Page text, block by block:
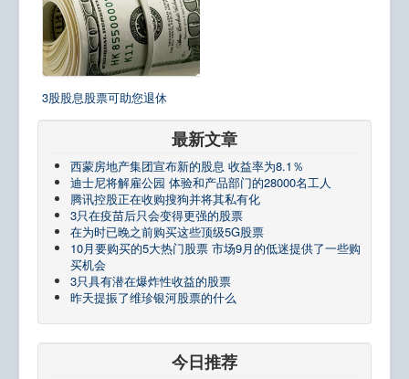
3股股息股票可助您退休
最新文章
西蒙房地产集团宣布新的股息 收益率为8.1％
迪士尼将解雇公园 体验和产品部门的28000名工人
腾讯控股正在收购搜狗并将其私有化
3只在疫苗后只会变得更强的股票
在为时已晚之前购买这些顶级5G股票
10月要购买的5大热门股票 市场9月的低迷提供了一些购
买机会
3只具有潜在爆炸性收益的股票
昨天提振了维珍银河股票的什么
今日推荐